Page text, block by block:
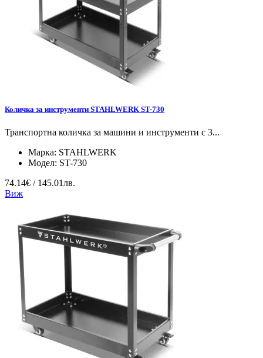
Количка за инструменти STAHLWERK ST-730
Транспортна количка за машини и инструменти с 3...
Марка: STAHLWERK
Модел: ST-730
74.14€ / 145.01лв.
Виж